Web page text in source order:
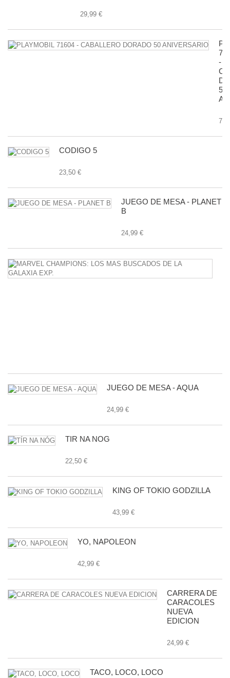
29,99 €
-
50
CODIGO 5
23,50 €
JUEGO DE MESA - PLANET
B
24,99 €
JUEGO DE MESA - AQUA
24,99 €
TÍR NA NÓG
22,50 €
KING OF TOKIO GODZILLA
43,99 €
YO, NAPOLEON
42,99 €
CARRERA DE
CARACOLES
NUEVA
EDICION
24,99 €
TACO, LOCO, LOCO